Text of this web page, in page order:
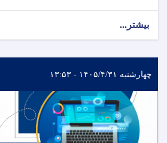
بیشتر...
چهارشنبه ۱۴۰۵/۴/۳۱ - ۱۳:۵۳